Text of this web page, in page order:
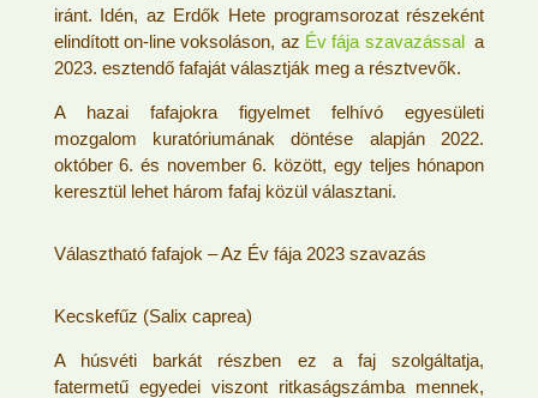
iránt. Idén, az Erdők Hete programsorozat részeként
elindított on-line voksoláson, az Év fája szavazássala
2023. esztendő fafaját választják meg a résztvevők.
A hazai fafajokra figyelmet felhívó egyesületi
mozgalom kuratóriumának döntése alapján 2022.
október 6. és november 6. között, egy teljes hónapon
keresztül lehet három fafaj közül választani.
Választható fafajok – Az Év fája 2023 szavazás
Kecskefűz (Salix caprea)
A húsvéti barkát részben ez a faj szolgáltatja,
fatermetű egyedei viszont ritkaságszámba mennek,